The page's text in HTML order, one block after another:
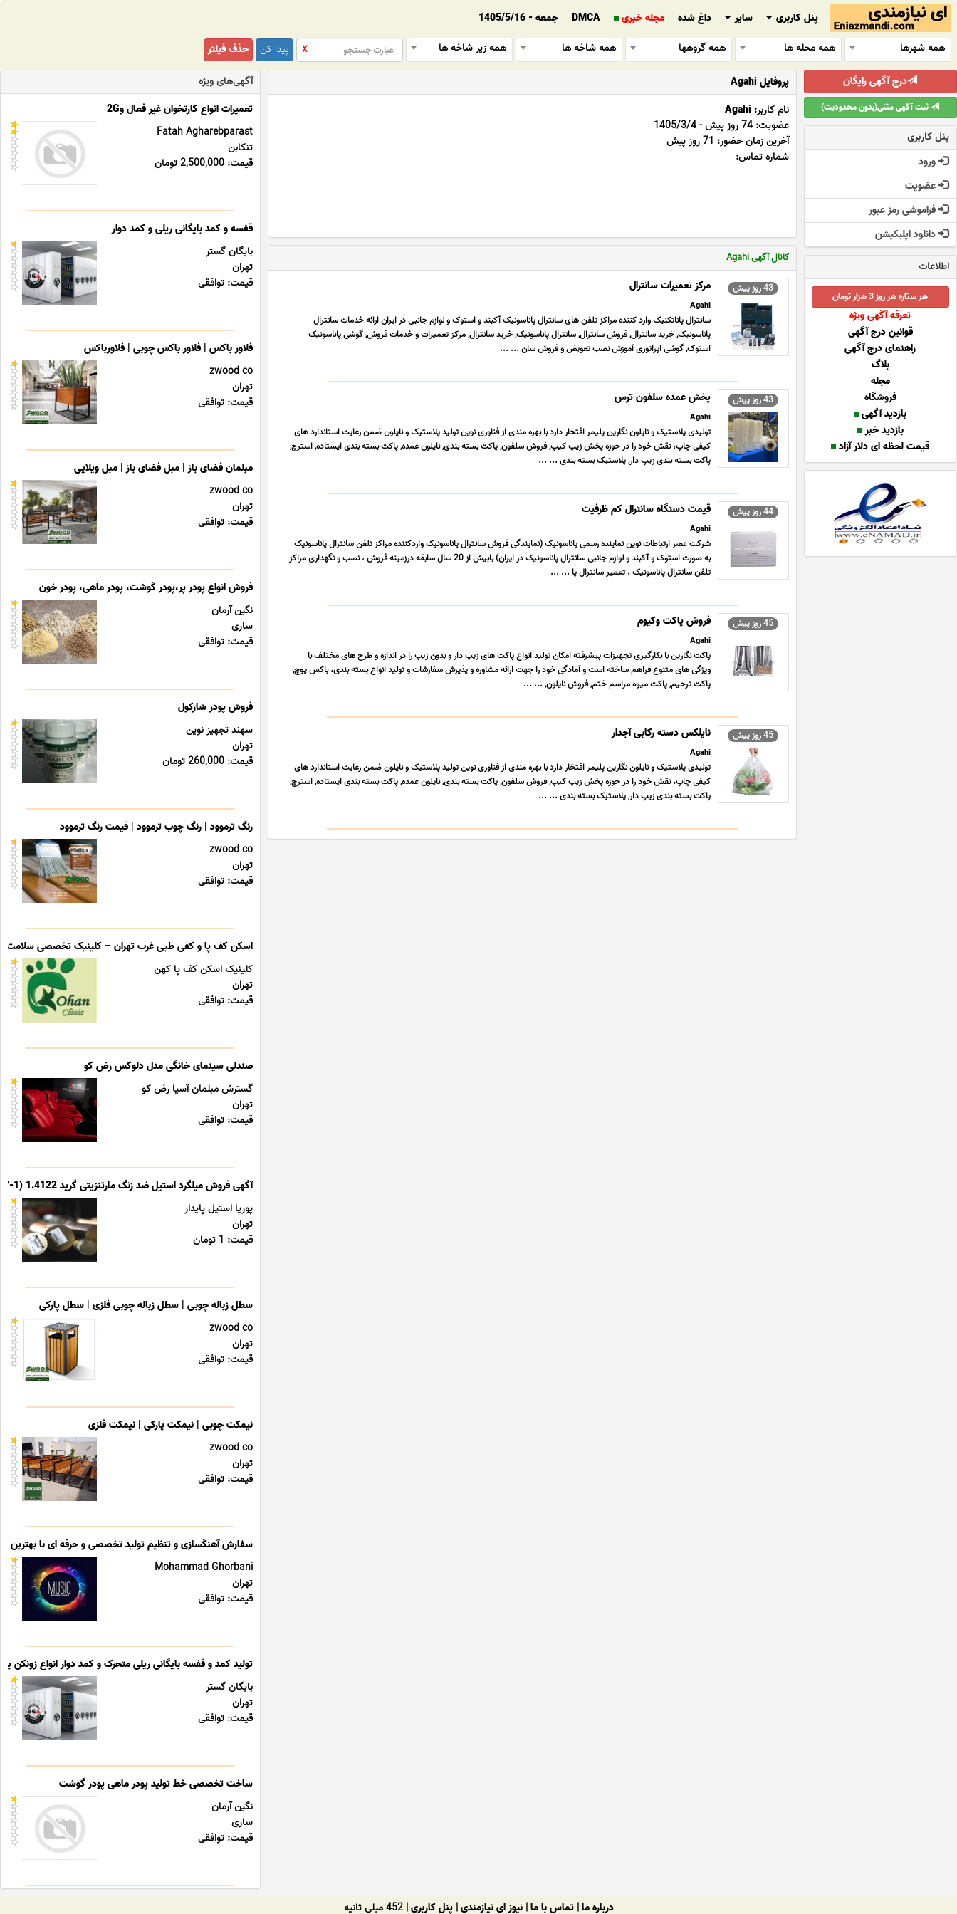
پنل کاربری سایر داغ شده مجله خبری DMCA
جمعه - 1405/5/16
همه شهرها
همه محله ها همه گروهها همه شاخه ها همه زیر شاخه ها X پیدا کن
حذف فیلتر
پروفایل Agahi
نام کاربر: Agahi
عضویت: 74 روز پیش - 1405/3/4
آخرین زمان حضور: 71 روز پیش
شماره تماس:
کانال آگهی Agahi
43 روز پیش مرکز تعمیرات سانترال
Agahi
سانترال پاناتکنیک وارد کننده مراکز تلفن های سانترال پاناسونیک آکبند و استوک و لوازم جانبی در ایران ارائه خدمات سانترال
پاناسونیک, خرید سانترال, فروش سانترال, سانترال پاناسونیک, خرید سانترال, مرکز تعمیرات و خدمات فروش, گوشی پاناسونیک
استوک, گوشی اپراتوری آموزش نصب تعویض و فروش سان ... ...
43 روز پیش پخش عمده سلفون ترس
Agahi
تولیدی پلاستیک و نایلون نگارین پلیمر افتخار دارد با بهره مندی از فناوری نوین تولید پلاستیک و نایلون ضمن رعایت استاندارد های
کیفی چاپ، نقش خود را در حوزه پخش زیپ کیپ, فروش سلفون, پاکت بسته بندی, نایلون عمده, پاکت بسته بندی ایستاده, استرچ,
پاکت بسته بندی زیپ دار, پلاستیک بسته بندی ... ...
44 روز پیش قیمت دستگاه سانترال کم ظرفیت
Agahi
شرکت عصر ارتباطات نوین نماینده رسمی پاناسونیک (نمایندگی فروش سانترال پاناسونیک واردکننده مراکز تلفن سانترال پاناسونیک
به صورت استوک و آکبند و لوازم جانبی سانترال پاناسونیک در ایران) بابیش از 20 سال سابقه درزمینه فروش ، نصب و نگهداری مراکز
تلفن سانترال پاناسونیک ، تعمیر سانترال پا ... ...
45 روز پیش فروش پاکت وکیوم
Agahi
پاکت نگارین با بکارگیری تجهیزات پیشرفته امکان تولید انواع پاکت های زیپ دار و بدون زیپ را در اندازه و طرح های مختلف با
ویژگی های متنوع فراهم ساخته است و آمادگی خود را جهت ارائه مشاوره و پذیرش سفارشات و تولید انواع بسته بندی، باکس پوچ,
پاکت ترحیم, پاکت میوه مراسم ختم, فروش نایلون, ... ...
45 روز پیش نایلکس دسته رکابی آجدار
Agahi
تولیدی پلاستیک و نایلون نگارین پلیمر افتخار دارد با بهره مندی از فناوری نوین تولید پلاستیک و نایلون ضمن رعایت استاندارد های
کیفی چاپ، نقش خود را در حوزه پخش زیپ کیپ, فروش سلفون, پاکت بسته بندی, نایلون عمده, پاکت بسته بندی ایستاده, استرچ,
پاکت بسته بندی زیپ دار, پلاستیک بسته بندی ... ...
آگهی‌های ویژه
تعمیرات انواع کارتخوان غیر فعال و2G
Fatah Agharebparast
تنکابن
قیمت: 2,500,000 تومان
قفسه و کمد بایگانی ریلی و کمد دوار
بایگان گستر
تهران
قیمت: توافقی
فلاور باکس | فلاور باکس چوبی | فلاورباکس
zwood co
تهران
قیمت: توافقی
مبلمان فضای باز | مبل فضای باز | مبل ویلایی
zwood co
تهران
قیمت: توافقی
فروش انواع پودر پر،پودر گوشت، پودر ماهی، پودر خون
نگین آرمان
ساری
قیمت: توافقی
فروش پودر شارکول
سهند تجهیز نوین
تهران
قیمت: 260,000 تومان
رنگ ترموود | رنگ چوب ترموود | قیمت رنگ ترموود
zwood co
تهران
قیمت: توافقی
اسکن کف پا و کفی طبی غرب تهران – کلینیک تخصصی سلامت
کلینیک اسکن کف پا کهن
تهران
قیمت: توافقی
صندلی سینمای خانگی مدل دلوکس رض کو
گسترش مبلمان آسیا رض کو
تهران
قیمت: توافقی
آگهی فروش میلگرد استیل ضد زنگ مارتنزیتی گرید 1.4122 (X39CrMo17-1)
پوریا استیل پایدار
تهران
قیمت: 1 تومان
سطل زباله چوبی | سطل زباله چوبی فلزی | سطل پارکی
zwood co
تهران
قیمت: توافقی
نیمکت چوبی | نیمکت پارکی | نیمکت فلزی
zwood co
تهران
قیمت: توافقی
سفارش آهنگسازی و تنظیم تولید تخصصی و حرفه ای با بهترین
Mohammad Ghorbani
تهران
قیمت: توافقی
تولید کمد و قفسه بایگانی ریلی متحرک و کمد دوار انواع زونکن
بایگان گستر
تهران
قیمت: توافقی
ساخت تخصصی خط تولید پودر ماهی پودر گوشت
نگین آرمان
ساری
قیمت: توافقی
درج آگهی رایگان
ثبت آگهی متنی(بدون محدودیت)
پنل کاربری
ورود
عضویت
فراموشی رمز عبور
دانلود اپلیکیشن
اطلاعات
هر ستاره هر روز 3 هزار تومان
تعرفه آگهی ویژه
قوانین درج آگهی
راهنمای درج آگهی
بلاگ
مجله
فروشگاه
بازدید آگهی
بازدید خبر
قیمت لحظه ای دلار آزاد
درباره ما|تماس با ما|نیوز ای نیازمندی|پنل کاربری| 452 میلی ثانیه